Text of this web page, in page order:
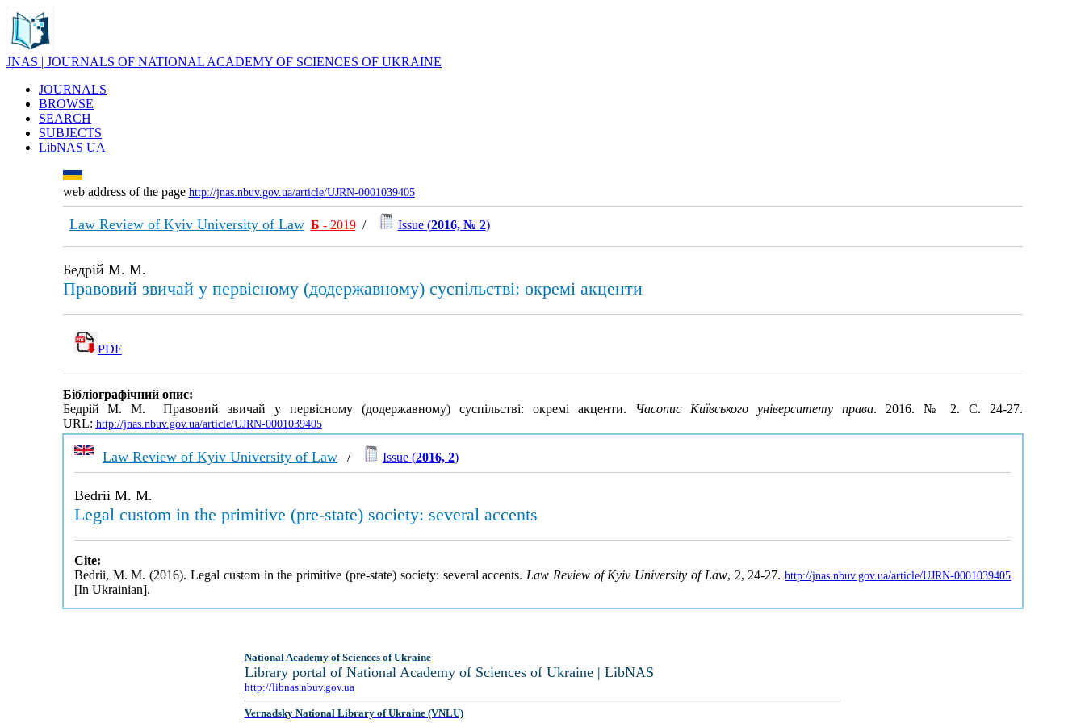
JNAS | JOURNALS OF NATIONAL ACADEMY OF SCIENCES OF UKRAINE
JOURNALS
BROWSE
SEARCH
SUBJECTS
LibNAS UA
web address of the page http://jnas.nbuv.gov.ua/article/UJRN-0001039405
Law Review of Kyiv University of Law Б - 2019/ Issue (2016, № 2)
Бедрій М. М.
Правовий звичай у первісному (додержавному) суспільстві: окремі акценти
PDF
Бібліографічний опис:
Бедрій М. М. Правовий звичай у первісному (додержавному) суспільстві: окремі акценти. Часопис Київського університету права. 2016. № 2. С. 24-27.
URL: http://jnas.nbuv.gov.ua/article/UJRN-0001039405
Law Review of Kyiv University of Law/ Issue (2016, 2)
Bedrii M. M.
Legal custom in the primitive (pre-state) society: several accents
Cite:
Bedrii, M. M. (2016). Legal custom in the primitive (pre-state) society: several accents. Law Review of Kyiv University of Law, 2, 24-27.http://jnas.nbuv.gov.ua/article/UJRN-0001039405
[In Ukrainian].
National Academy of Sciences of Ukraine
Library portal of National Academy of Sciences of Ukraine | LibNAS
http://libnas.nbuv.gov.ua
Vernadsky National Library of Ukraine (VNLU)